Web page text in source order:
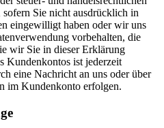
Sie nicht ausdrücklich in
eingewilligt haben oder wir uns
vorbehalten, die
wir Sie in dieser Erklärung
Kundenkontos ist jederzeit
eine Nachricht an uns oder über
im Kundenkonto erfolgen.